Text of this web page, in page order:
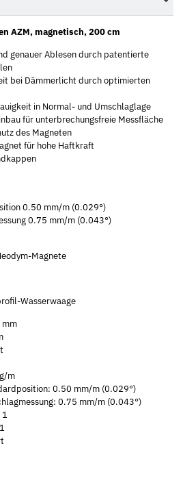
AZM, magnetisch, 200 cm
genauer Ablesen durch patentierte
bei Dämmerlicht durch optimierten
in Normal- und Umschlaglage
für unterbrechungsfreie Messfläche
des Magneten
für hohe Haftkraft
0.50 mm/m (0.029°)
0.75 mm/m (0.043°)
Magnete
Wasserwaage
mm
m
0.50 mm/m (0.029°)
0.75 mm/m (0.043°)
1